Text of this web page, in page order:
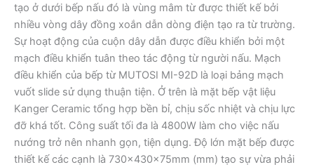
tạo ở dưới bếp nấu đó là vùng mâm từ được thiết kế bởi
nhiều vòng dây đồng xoắn dẫn dòng điện tạo ra từ trường.
Sự hoạt động của cuộn dây dẫn được điều khiển bởi một
mạch điều khiển tuân theo tác động từ người nấu. Mạch
điều khiển của bếp từ MUTOSI MI-92D là loại bảng mạch
vuốt slide sử dụng thuận tiện. Ở trên là mặt bếp vật liệu
Kanger Ceramic tổng hợp bền bỉ, chịu sốc nhiệt và chịu lực
đỡ khá tốt. Công suất tối đa là 4800W làm cho việc nấu
nướng trở nên nhanh gọn, tiện dụng. Độ lớn mặt bếp được
thiết kế các cạnh là 730x430x75mm (mm) tạo sự vừa phải